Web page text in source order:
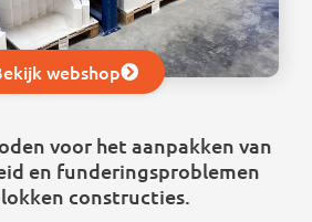
webshop
voor het aanpakken van
en funderingsproblemen
constructies.